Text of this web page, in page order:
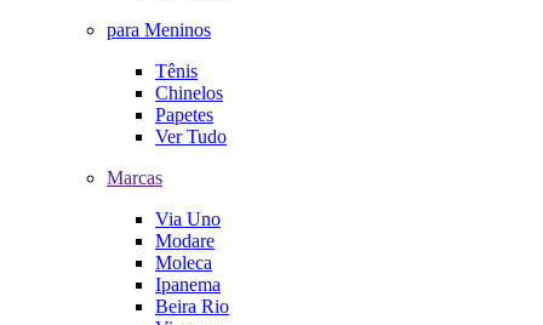
para Meninos
Tênis
Chinelos
Papetes
Ver Tudo
Marcas
Via Uno
Modare
Moleca
Ipanema
Beira Rio